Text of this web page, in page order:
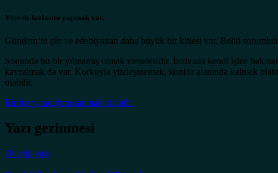
Yine de fazlasını yapmak var.
Gündem’in şiir ve edebiyattan daha büyük bir kitlesi var. Belki
Sonunda bu bir yılmamış olmak meselesidir. İnzivada kendi işine
kavrulmak da var. Korkuyla yüzleşmemek, konfor alanında kalmak
olabilir.
Bir işe yaradığımı sanmak olabilir.
Yazı gezinmesi
Önceki yazı